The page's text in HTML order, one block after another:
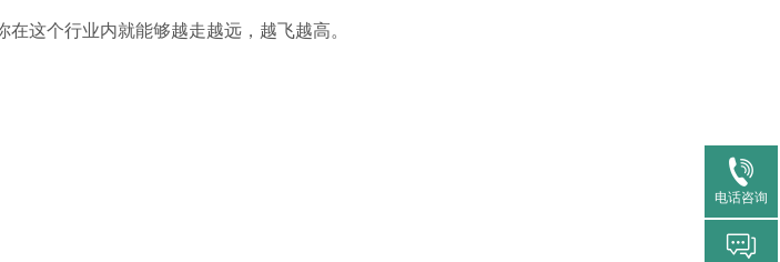
这个行业内就能够越走越远，越飞越高。
电话咨询